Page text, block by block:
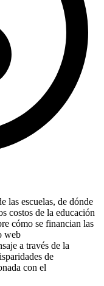
las escuelas, de dónde
costos de la educación
cómo se financian las
web
a través de la
de
con el